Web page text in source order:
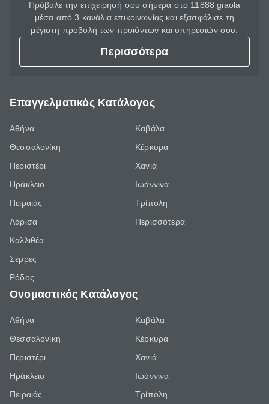
Πρόβαλε την επιχείρησή σου σήμερα στο 11888 giaola
μέσα από 3 κανάλια επικοινωνίας και εξασφάλισε τη
μέγιστη προβολή των προϊόντων και υπηρεσιών σου.
Περισσότερα
Επαγγελματικός Κατάλογος
Αθήνα
Θεσσαλονίκη
Περιστέρι
Ηράκλειο
Πειραιάς
Λάρισα
Καλλιθέα
Σέρρες
Ρόδος
Καβάλα
Κέρκυρα
Χανιά
Ιωάννινα
Τρίπολη
Περισσότερα
Ονομαστικός Κατάλογος
Αθήνα
Θεσσαλονίκη
Περιστέρι
Ηράκλειο
Πειραιάς
Καβάλα
Κέρκυρα
Χανιά
Ιωάννινα
Τρίπολη